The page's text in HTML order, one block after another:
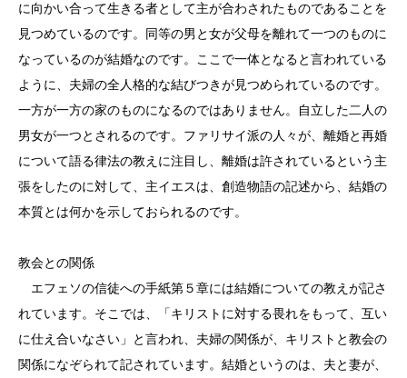
に向かい合って生きる者として主が合わされたものであることを
見つめているのです。同等の男と女が父母を離れて一つのものに
なっているのが結婚なのです。ここで一体となると言われている
ように、夫婦の全人格的な結びつきが見つめられているのです。
一方が一方の家のものになるのではありません。自立した二人の
男女が一つとされるのです。ファリサイ派の人々が、離婚と再婚
について語る律法の教えに注目し、離婚は許されているという主
張をしたのに対して、主イエスは、創造物語の記述から、結婚の
本質とは何かを示しておられるのです。
教会との関係
エフェソの信徒への手紙第５章には結婚についての教えが記さ
れています。そこでは、「キリストに対する畏れをもって、互い
に仕え合いなさい」と言われ、夫婦の関係が、キリストと教会の
関係になぞられて記されています。結婚というのは、夫と妻が、